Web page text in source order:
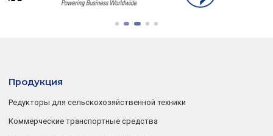
Продукция
Редукторы для сельскохозяйственной техники
Коммерческие транспортные средства